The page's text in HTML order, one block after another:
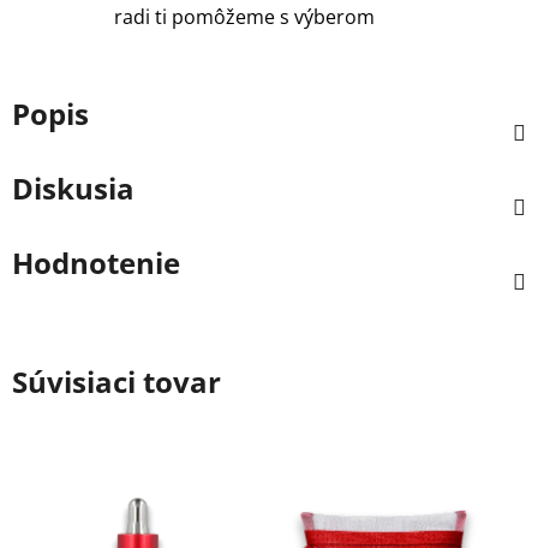
radi ti pomôžeme s výberom
Popis
Diskusia
Hodnotenie
Súvisiaci tovar